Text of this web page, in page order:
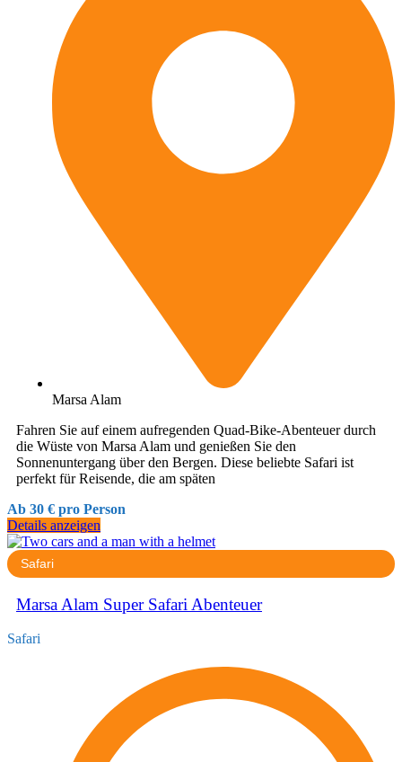
Marsa Alam
Fahren Sie auf einem aufregenden Quad-Bike-Abenteuer durch
die Wüste von Marsa Alam und genießen Sie den
Sonnenuntergang über den Bergen. Diese beliebte Safari ist
perfekt für Reisende, die am späten
Ab 30 € pro Person
Details anzeigen
Safari
Marsa Alam Super Safari Abenteuer
Safari